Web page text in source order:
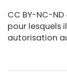
CC BY-NC-
pour lesquels
autorisation